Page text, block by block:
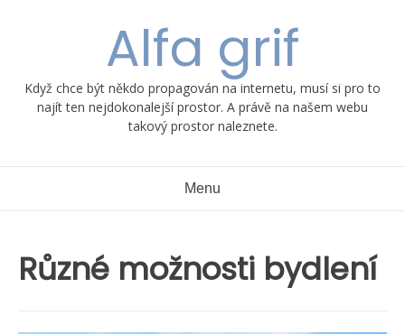
Alfa grif
Když chce být někdo propagován na internetu, musí si pro to
najít ten nejdokonalejší prostor. A právě na našem webu
takový prostor naleznete.
Menu
Různé možnosti bydlení